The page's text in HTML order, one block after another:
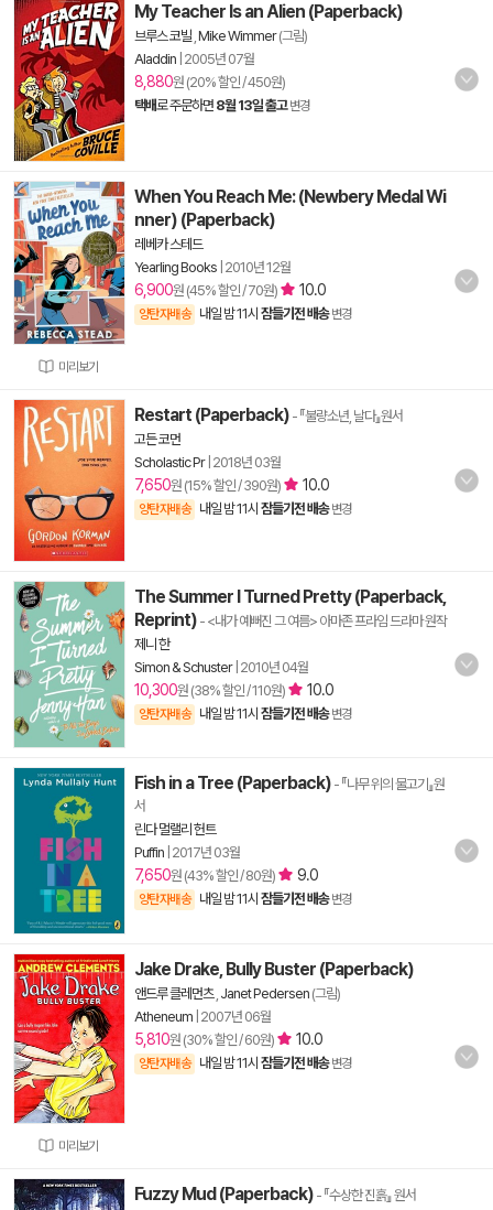
My Teacher Is an Alien (Paperback)
브루스 코빌 Mike Wimmer(그림)
Aladdin 2005년 07월
8,880원 (20% 할인 / 450원)
택배로 주문하면 8월 13일 출고 변경
미리보기
When You Reach Me: (Newbery Medal Wi
nner) (Paperback)
레베카 스테드
Yearling Books 2010년 12월
6,900원 (45% 할인 / 70원) 10.0
양탄자배송 내일 밤 11시 잠들기전 배송 변경
Restart (Paperback) - 『불량소년, 날다』원서
고든 코먼
Scholastic Pr 2018년 03월
7,650원 (15% 할인 / 390원) 10.0
양탄자배송 내일 밤 11시 잠들기전 배송 변경
The Summer I Turned Pretty (Paperback,
Reprint) - <내가 예뻐진 그 여름> 아마존 프라임 드라마 원작
제니 한
Simon & Schuster| 2010년 04월
10,300원 (38% 할인 / 110원) 10.0
양탄자배송 내일 밤 11시 잠들기전 배송 변경
Fish in a Tree (Paperback) - 『나무 위의 물고기』원
서
린다 멀랠리 헌트
Puffin 2017년 03월
7,650원 (43% 할인 / 80원) 9.0
양탄자배송 내일 밤 11시 잠들기전 배송 변경
미리보기
Jake Drake, Bully Buster (Paperback)
앤드루 클레먼츠, Janet Pedersen (그림)
Atheneum 2007년 06월
5,810원 (30% 할인 / 60원) 10.0
양탄자배송 내일 밤 11시 잠들기전 배송 변경
Fuzzy Mud (Paperback) - 『수상한 진흙』 원서